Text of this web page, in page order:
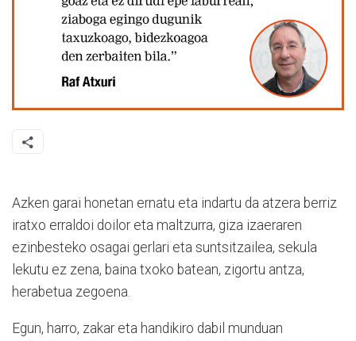
Azken garai honetan ernatu eta indartu da atzera berriz
iratxo erraldoi doilor eta maltzurra, giza izaeraren
ezinbesteko osagai gerlari eta suntsitzailea, sekula
lekutu ez zena, baina txoko batean, zigortu antza,
herabetua zegoena.
Egun, harro, zakar eta handikiro dabil munduan